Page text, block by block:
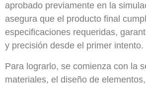
aprobado previamente en la
asegura que el producto final
especificaciones requeridas,
y precisión desde el primer intento.
Para lograrlo, se comienza con la
materiales, el diseño de